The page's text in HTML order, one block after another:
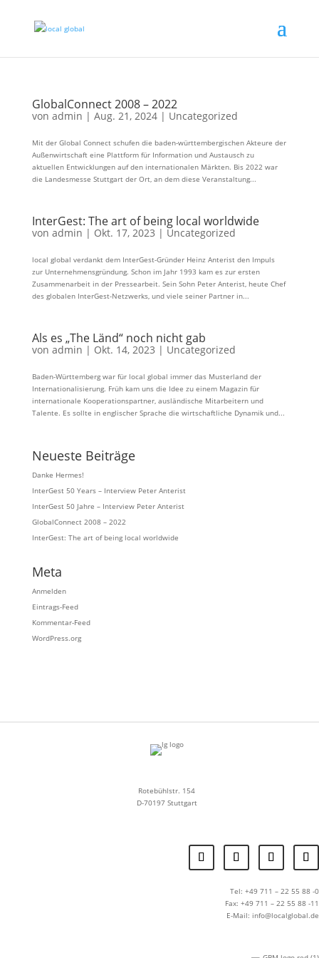
GlobalConnect 2008 – 2022
von admin | Aug. 21, 2024| Uncategorized
Mit der Global Connect schufen die baden-württembergischen Akteure der
Außenwirtschaft eine Plattform für Information und Austausch zu
aktuellen Entwicklungen auf den internationalen Märkten. Bis 2022 war
die Landesmesse Stuttgart der Ort, an dem diese Veranstaltung...
InterGest: The art of being local worldwide
von admin | Okt. 17, 2023 | Uncategorized
local global verdankt dem InterGest-Gründer Heinz Anterist den Impuls
zur Unternehmensgründung. Schon im Jahr 1993 kam es zur ersten
Zusammenarbeit in der Pressearbeit. Sein Sohn Peter Anterist, heute Chef
des globalen InterGest-Netzwerks, und viele seiner Partner in...
Als es „The Länd“ noch nicht gab
von admin | Okt. 14, 2023 | Uncategorized
Baden-Württemberg war für local global immer das Musterland der
Internationalisierung. Früh kam uns die Idee zu einem Magazin für
internationale Kooperationspartner, ausländische Mitarbeitern und
Talente. Es sollte in englischer Sprache die wirtschaftliche Dynamik und...
Neueste Beiträge
Danke Hermes!
InterGest 50 Years – Interview Peter Anterist
InterGest 50 Jahre – Interview Peter Anterist
GlobalConnect 2008 – 2022
InterGest: The art of being local worldwide
Meta
Anmelden
Eintrags-Feed
Kommentar-Feed
WordPress.org
Rotebühlstr. 154
D-70197 Stuttgart
Tel: +49 711 – 22 55 88 -0
Fax: +49 711 – 22 55 88 -11
E-Mail: info@localglobal.de